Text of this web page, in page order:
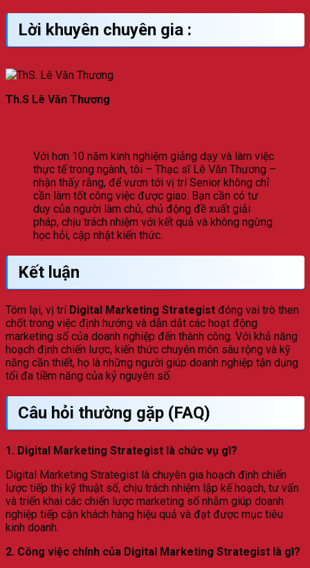
Lời khuyên chuyên gia :
Th.S Lê Văn Thương
Với hơn 10 năm kinh nghiệm giảng dạy và làm việc
thực tế trong ngành, tôi – Thạc sĩ Lê Văn Thương –
nhận thấy rằng, để vươn tới vị trí Senior không chỉ
cần làm tốt công việc được giao. Bạn cần có tư
duy của người làm chủ, chủ động đề xuất giải
pháp, chịu trách nhiệm với kết quả và không ngừng
học hỏi, cập nhật kiến thức.
Kết luận
Tóm lại, vị trí Digital Marketing Strategist đóng vai trò then
chốt trong việc định hướng và dẫn dắt các hoạt động
marketing số của doanh nghiệp đến thành công. Với khả năng
hoạch định chiến lược, kiến thức chuyên môn sâu rộng và kỹ
năng cần thiết, họ là những người giúp doanh nghiệp tận dụng
tối đa tiềm năng của kỷ nguyên số.
Câu hỏi thường gặp (FAQ)
1. Digital Marketing Strategist là chức vụ gì?
Digital Marketing Strategist là chuyên gia hoạch định chiến
lược tiếp thị kỹ thuật số, chịu trách nhiệm lập kế hoạch, tư vấn
và triển khai các chiến lược marketing số nhằm giúp doanh
nghiệp tiếp cận khách hàng hiệu quả và đạt được mục tiêu
kinh doanh.
2. Công việc chính của Digital Marketing Strategist là gì?